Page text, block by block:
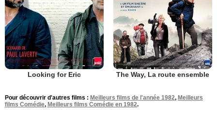
Looking for Eric The Way, La route ensemble
Pour découvrir d'autres films : Meilleurs films de l'année 1982, Meilleurs
films Comédie, Meilleurs films Comédie en 1982.